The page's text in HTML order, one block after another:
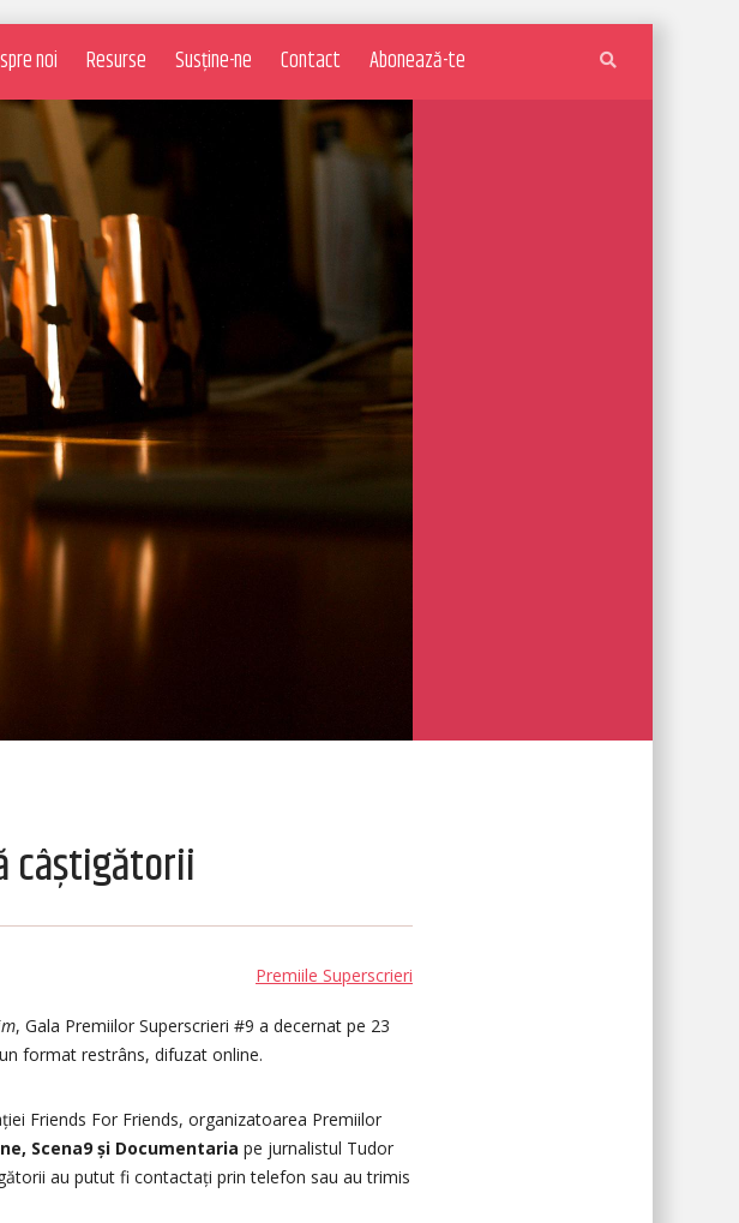
noi Resurse Susține-ne Contact Abonează-te
câștigătorii
Premiile Superscrieri
, Gala Premiilor Superscrieri #9 a decernat pe 23
format restrâns, difuzat online.
Friends For Friends, organizatoarea Premiilor
Scena9 și Documentaria pe jurnalistul Tudor
au putut fi contactați prin telefon sau au trimis